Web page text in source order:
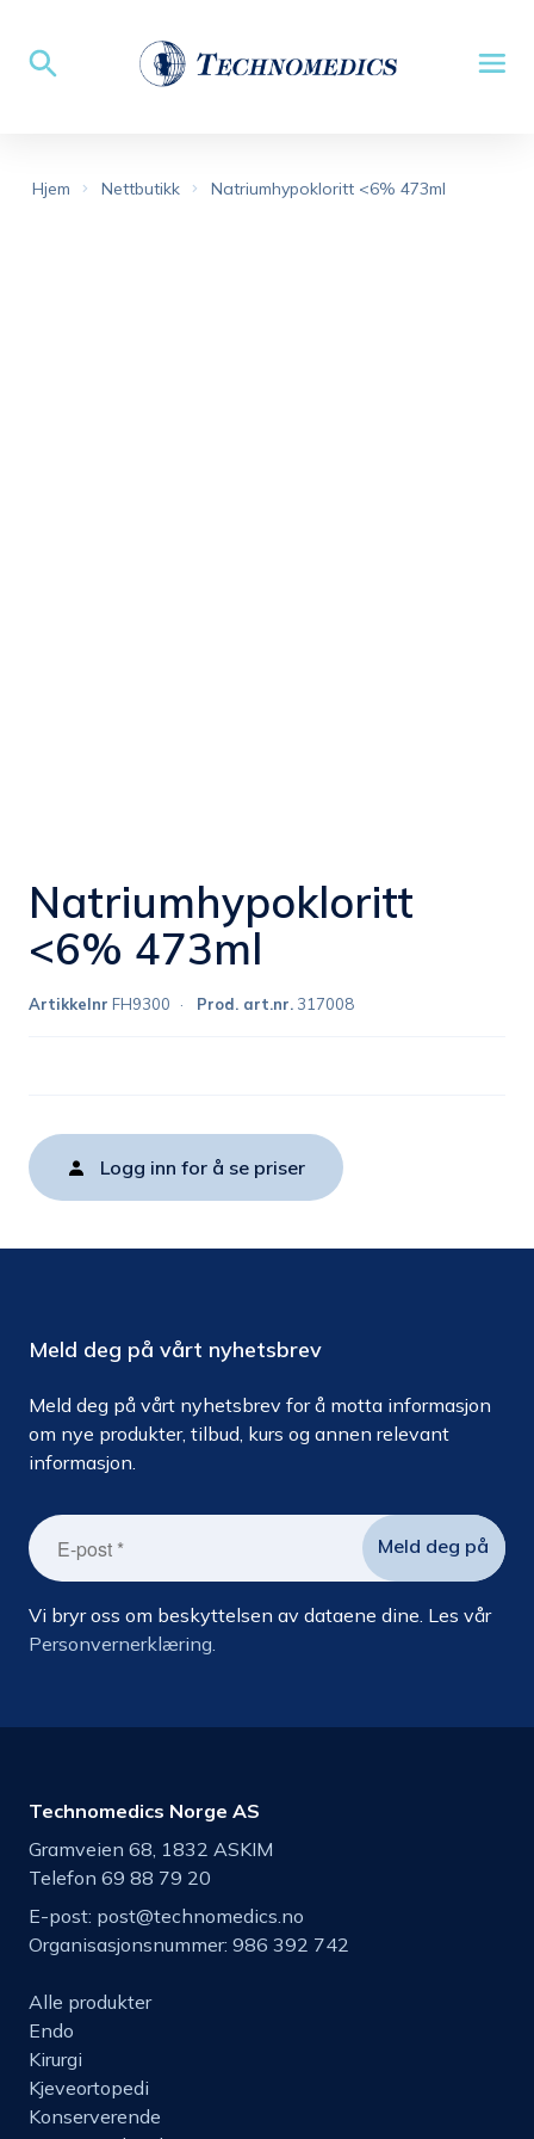
Hjem Nettbutikk Natriumhypokloritt <6% 473ml
Natriumhypokloritt
<6% 473ml
Artikkelnr FH9300 Prod. art.nr. 317008
Logg inn for å se priser
Meld deg på vårt nyhetsbrev
Meld deg på vårt nyhetsbrev for å motta informasjon
om nye produkter, tilbud, kurs og annen relevant
informasjon.
Vi bryr oss om beskyttelsen av dataene dine. Les vår
Personvernerklæring.
Technomedics Norge AS
Gramveien 68, 1832 ASKIM
Telefon 69 88 79 20
E-post: post@technomedics.no
Organisasjonsnummer: 986 392 742
Alle produkter
Endo
Kirurgi
Kjeveortopedi
Konserverende